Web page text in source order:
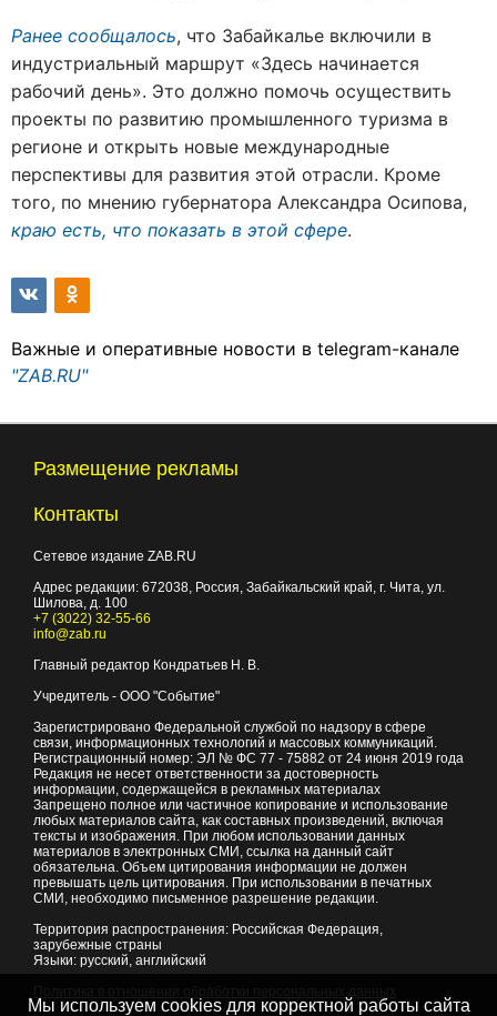
Ранее сообщалось, что Забайкалье включили в
индустриальный маршрут «Здесь начинается
рабочий день». Это должно помочь осуществить
проекты по развитию промышленного туризма в
регионе и открыть новые международные
перспективы для развития этой отрасли. Кроме
того, по мнению губернатора Александра Осипова,
краю есть, что показать в этой сфере.
Важные и оперативные новости в telegram-канале
"ZAB.RU"
Размещение рекламы
Контакты
Сетевое издание ZAB.RU
Адрес редакции: 672038 , Россия, Забайкальский край, г. Чита ул.
Шилова, д. 100
+7 (3022) 32-55-66
info@zab.ru
Главный редактор Кондратьев Н. В.
Учредитель - ООО "Событие"
Зарегистрировано Федеральной службой по надзору в сфере
связи, информационных технологий и массовых коммуникаций.
Регистрационный номер: ЭЛ № ФС 77 - 75882 от 24 июня 2019 года
Редакция не несет ответственности за достоверность
информации, содержащейся в рекламных материалах
Запрещено полное или частичное копирование и использование
любых материалов сайта, как составных произведений, включая
тексты и изображения. При любом использовании данных
материалов в электронных СМИ, ссылка на данный сайт
обязательна. Объем цитирования информации не должен
превышать цель цитирования. При использовании в печатных
СМИ, необходимо письменное разрешение редакции.
Территория распространения: Российская Федерация,
зарубежные страны
Языки: русский, английский
Мы используем cookies для корректной работы сайта